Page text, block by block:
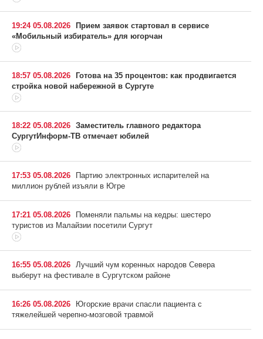
19:24 05.08.2026 Прием заявок стартовал в сервисе
«Мобильный избиратель» для югорчан
18:57 05.08.2026 Готова на 35 процентов: как продвигается
стройка новой набережной в Сургуте
18:22 05.08.2026 Заместитель главного редактора
СургутИнформ-ТВ отмечает юбилей
17:53 05.08.2026
Партию электронных испарителей на
миллион рублей изъяли в Югре
17:21 05.08.2026
Поменяли пальмы на кедры: шестеро
туристов из Малайзии посетили Сургут
16:55 05.08.2026
Лучший чум коренных народов Севера
выберут на фестивале в Сургутском районе
16:26 05.08.2026
Югорские врачи спасли пациента с
тяжелейшей черепно-мозговой травмой